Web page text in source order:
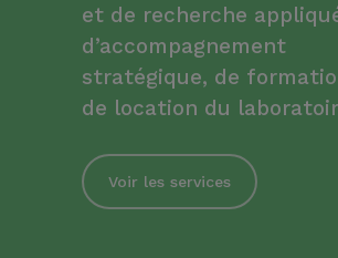
et de recherche
d’accompagnement
stratégique, de
de location du
Voir les services